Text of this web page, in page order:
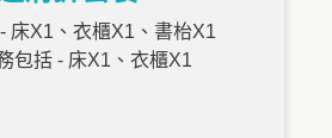
床X1、衣櫃X1、書枱X1
包括 - 床X1、衣櫃X1